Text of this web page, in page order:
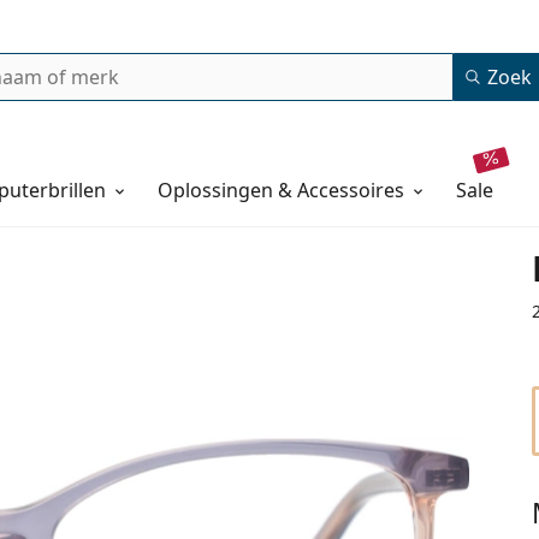
Zoek
Oplossingen & Accessoires sale